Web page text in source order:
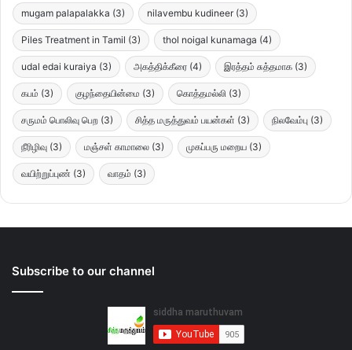
mugam palapalakka (3) nilavembu kudineer (3)
Piles Treatment in Tamil (3) thol noigal kunamaga (4)
udal edai kuraiya (3) அகத்திக்கீரை (4) இரத்தம் சுத்தமாக (3)
கபம் (3) குழந்தையின்மை (3) கொத்தமல்லி (3)
சருமம் பொலிவு பெற (3) சித்த மருத்துவம் பயன்கள் (3) நிலவேம்பு (3)
நீரிழிவு (3) மஞ்சள் காமாலை (3) முகப்பரு மறைய (3)
வயிற்றுப்புண் (3) வாதம் (3)
Subscribe to our channel